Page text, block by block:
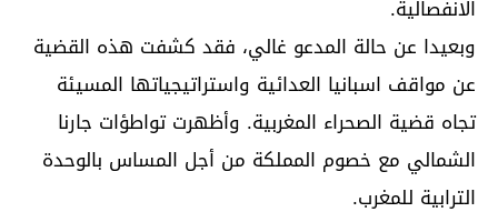
الانفصالية.
وبعيدا عن حالة المدعو غالي، فقد كشفت هذه القضية
عن مواقف اسبانيا العدائية واستراتيجياتها المسيئة
تجاه قضية الصحراء المغربية. وأظهرت تواطؤات جارنا
الشمالي مع خصوم المملكة من أجل المساس بالوحدة
الترابية للمغرب.